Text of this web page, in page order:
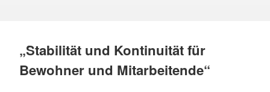
„Stabilität und Kontinuität für
Bewohner und Mitarbeitende“